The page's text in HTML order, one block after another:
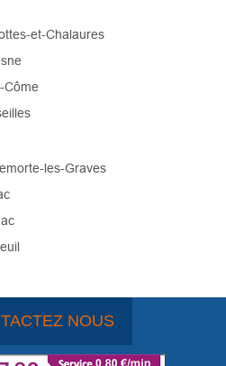
et-Chalaures
Côme
les-Graves
NOUS